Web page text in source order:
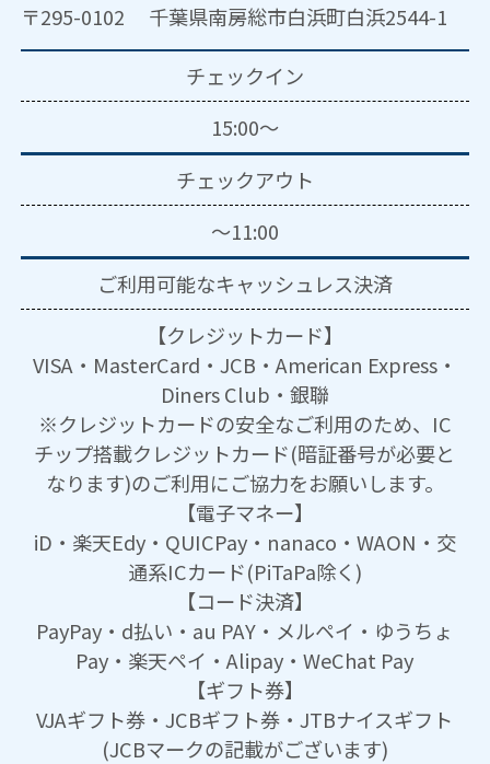
〒295-0102 千葉県南房総市白浜町白浜2544-1
チェックイン
15:00～
チェックアウト
～11:00
ご利用可能なキャッシュレス決済
【クレジットカード】
VISA・MasterCard・JCB・American Express・
Diners Club・銀聯
※クレジットカードの安全なご利用のため、IC
チップ搭載クレジットカード(暗証番号が必要と
なります)のご利用にご協力をお願いします。
【電子マネー】
iD・楽天Edy・QUICPay・nanaco・WAON・交
通系ICカード(PiTaPa除く)
【コード決済】
PayPay・d払い・au PAY・メルペイ・ゆうちょ
Pay・楽天ペイ・Alipay・WeChat Pay
【ギフト券】
VJAギフト券・JCBギフト券・JTBナイスギフト
(JCBマークの記載がございます)